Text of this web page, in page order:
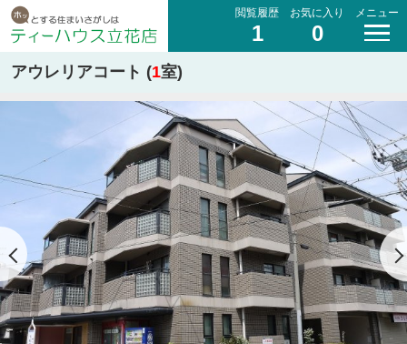
閲覧履歴
1
お気に入り
0
メニュー
アウレリアコート (1室)